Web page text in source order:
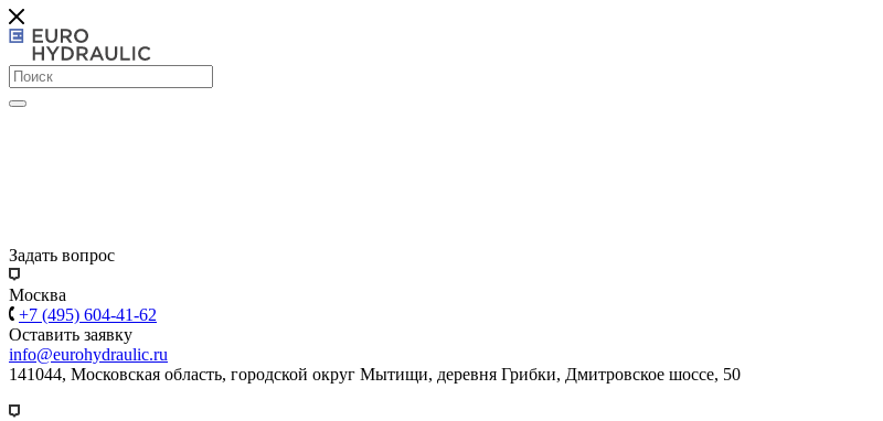
Задать вопрос
Москва
+7 (495) 604-41-62
Оставить заявку
info@eurohydraulic.ru
141044, Московская область, городской округ Мытищи, деревня Грибки, Дмитровское шоссе, 50